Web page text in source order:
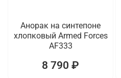
Анорак на синтепоне
хлопковый Armed Forces
AF333
8 790 ₽